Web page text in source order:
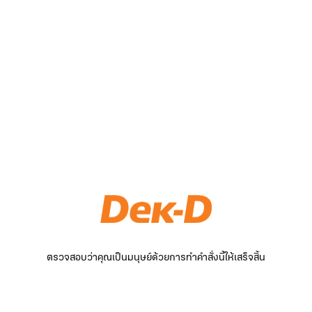
ตรวจสอบว่าคุณเป็นมนุษย์ด้วยการทำคำสั่งนี้ให้เสร็จสิ้น